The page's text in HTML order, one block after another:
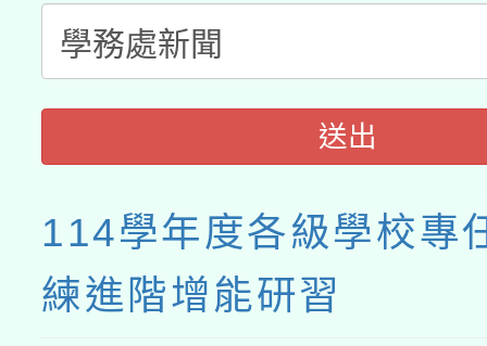
送出
114學年度各級學校專
練進階增能研習